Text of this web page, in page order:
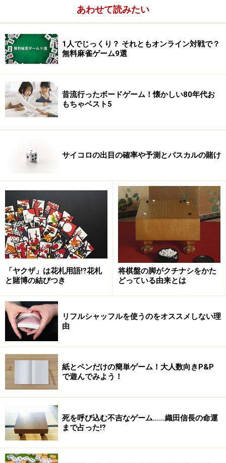
ここに登場するのが「手本引き」という賭博。ごく簡単
に説明すると親が１～６までの札からを一枚選び、子は
その数が何かを当てるだけという至極単純なもの。しか
しその賭博の世界では「博打ちが最後に辿り着く博打」
「博打の王様」と謳われ頂点に君臨する競技なのです。
乾の恐ろしさがひしひしと伝わってきた。乾の顔つき、
態度、仕草は、相手の想像力というものを完全に遮断し
ている。能面が張りついたかのような表情であり、素晴
「勝負」
寂びとどすの利いた独自の節回しで、乾が言った。
手本引きの最大の特徴は親も子も毎回その手を自らの脳
味噌から搾り出さなくてはならないこと。全く運の要素
がなく底無し泥沼の心理戦となります。しかもここは互
いにヤクザ。勝負が引き分けでおわることなどありえま
せん。究極の勝負の趨勢は…
賭博を描いたもので面白いものをあげろといったら間違
いなくこの小説はガイドのベスト３に入ります。
『二進法の犬』（おすすめ書籍）
※記事内容は執筆時点のものです。最新の内容をご確認くださ
1/4 次のページへ
あわせて読みたい
1人でじっくり？ それともオンライン対戦で？
無料麻雀ゲーム9選
昔流行ったボードゲーム！懐かしい80年代お
もちゃベスト5
サイコロの出目の確率や予測とパスカルの賭け
「ヤクザ」は花札用語⁉花札
と賭博の結びつき
将棋盤の脚がクチナシをかた
どっている由来とは
リフルシャッフルを使うのをオススメしない理
由
紙とペンだけの簡単ゲーム！大人数向きP&P
で遊んでみよう！
死を呼び込む不吉なゲーム……織田信長の命運
まで占った⁉︎